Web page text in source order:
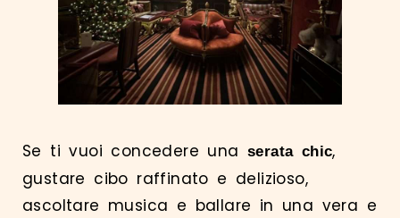
Se ti vuoi concedere una serata chic,
gustare cibo raffinato e delizioso,
ascoltare musica e ballare in una vera e